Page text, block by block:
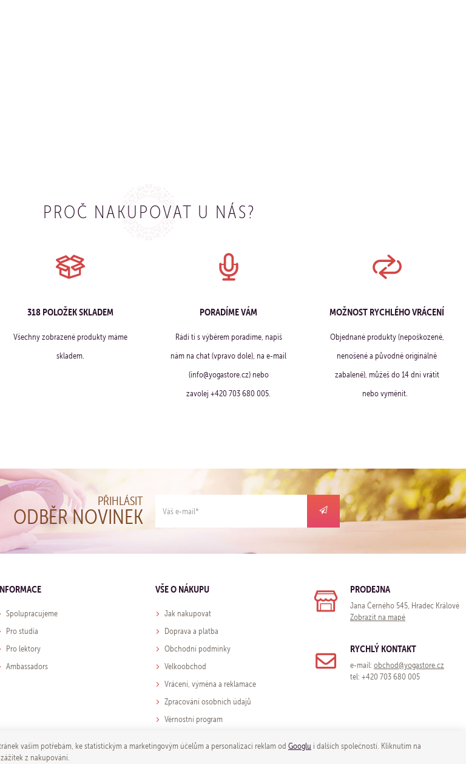
PROČ NAKUPOVAT U NÁS?
318 POLOŽEK SKLADEM
Všechny zobrazené produkty máme
skladem.
PORADÍME VÁM
Rádi ti s výběrem poradíme, napiš
nám na chat (vpravo dole), na e-mail
(info@yogastore.cz) nebo
zavolej +420 703 680 005.
MOŽNOST RYCHLÉHO VRÁCENÍ
Objednané produkty (nepoškozené,
nenošené a původně originálně
zabalené), můžeš do 14 dní vrátit
nebo vyměnit.
PŘIHLÁSIT
ODBĚR NOVINEK
Spolupracujeme
Pro studia
Pro lektory
Ambassadors
VŠE O NÁKUPU
Jak nakupovat
Doprava a platba
Obchodní podmínky
Velkoobchod
Vrácení, výměna a reklamace
Zpracování osobních údajů
Věrnostní program
PRODEJNA
Jana Černého 545, Hradec Králové
Zobrazit na mapě
RYCHLÝ KONTAKT
e-mail: obchod@yogastore.cz
tel: +420 703 680 005
vašim potřebám, ke statistickým a marketingovým účelům a personalizaci reklam od Googlu i dalších společností. Kliknutím na
z nakupování.